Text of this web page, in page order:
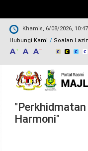
Khamis, 6/08/2026,
Hubungi Kami
Soalan
Harmoni"